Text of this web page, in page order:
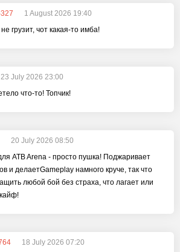
1 August 2026 19:40
грузит, чот какая-то имба!
23 July 2026 23:00
что-то! Топчик!
20 July 2026 08:50
ATB Arena - просто пушка! Поджаривает
и делаетGameplay намного круче, так что
любой бой без страха, что лагает или
18 July 2026 07:20